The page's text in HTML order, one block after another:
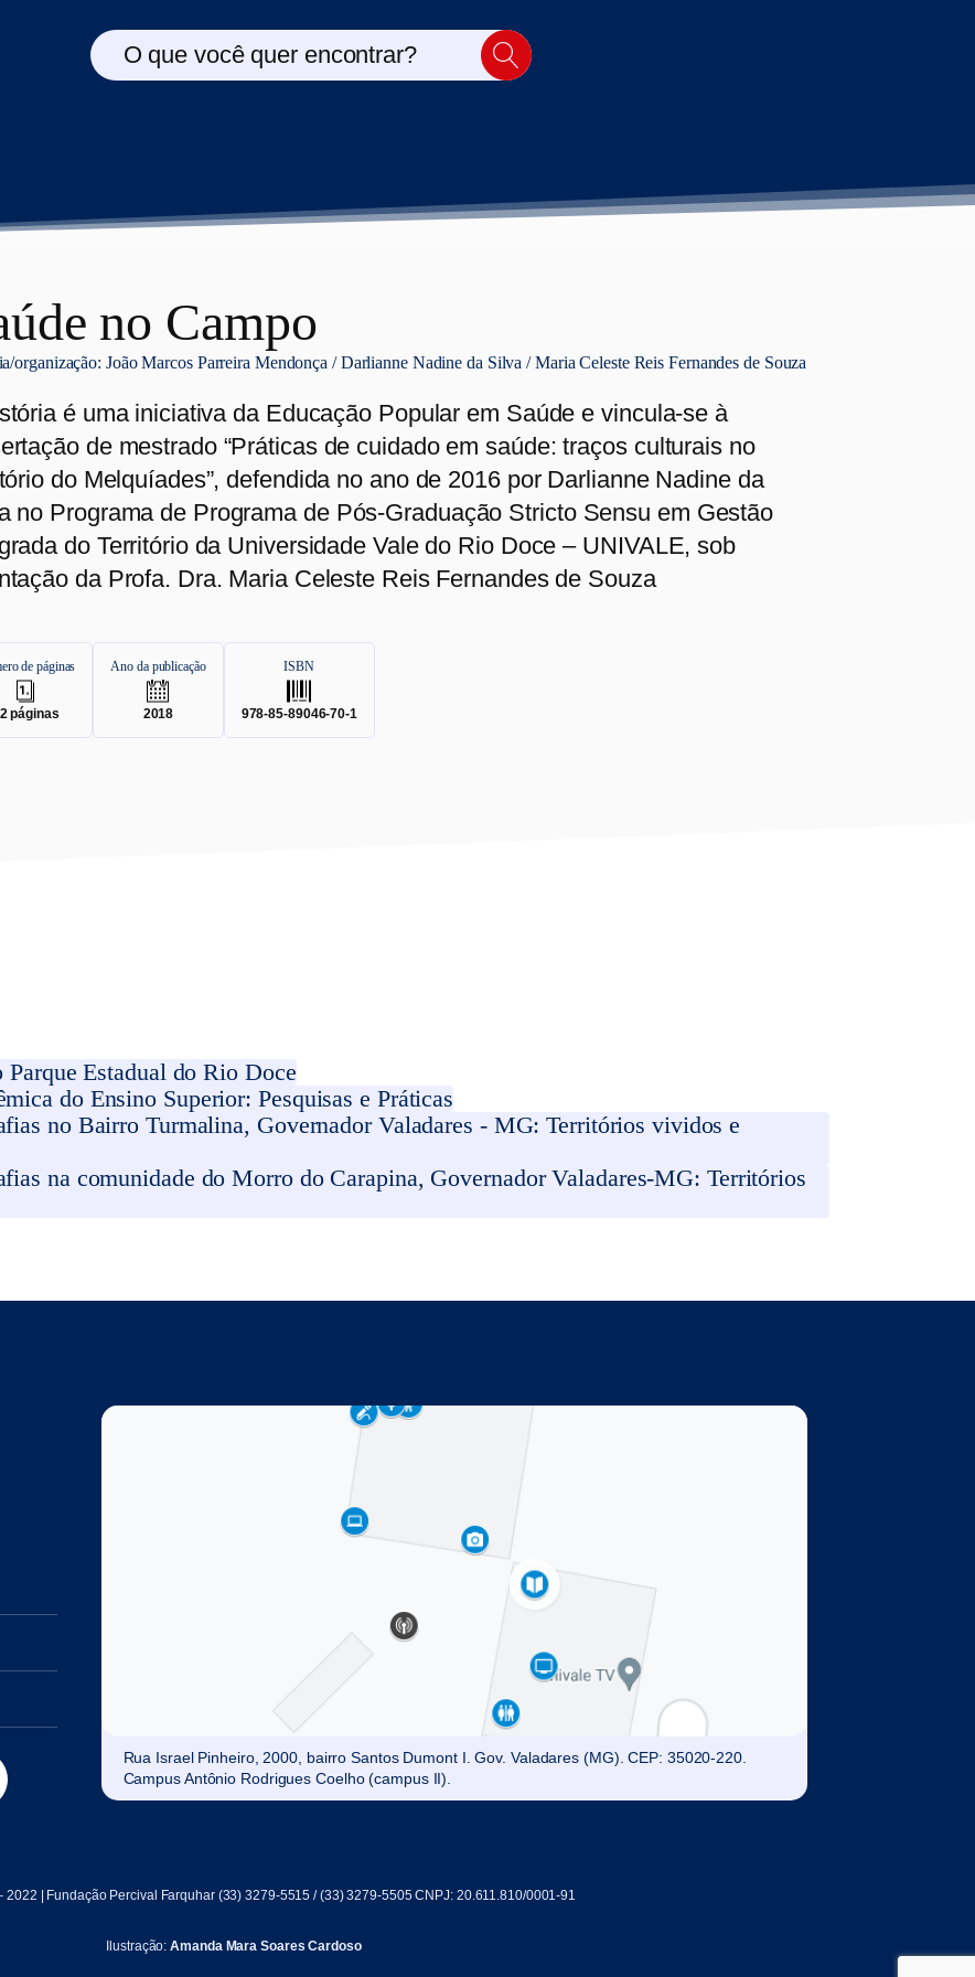
O que você quer encontrar?
no Campo
organização: João Marcos Parreira Mendonça / Darlianne Nadine da Silva / Maria Celeste Reis Fernandes de Souza
é uma iniciativa da Educação Popular em Saúde e vincula-se à
de mestrado “Práticas de cuidado em saúde: traços culturais no
do Melquíades”, defendida no ano de 2016 por Darlianne Nadine da
no Programa de Programa de Pós-Graduação Stricto Sensu em Gestão
do Território da Universidade Vale do Rio Doce – UNIVALE, sob
da Profa. Dra. Maria Celeste Reis Fernandes de Souza
de páginas
.
páginas
Ano da publicação
.
2018
ISBN
.
978-85-89046-70-1
Estadual do Rio Doce
do Ensino Superior: Pesquisas e Práticas
no Bairro Turmalina, Governador Valadares - MG: Territórios vividos e
na comunidade do Morro do Carapina, Governador Valadares-MG: Territórios
Rua Israel Pinheiro, 2000, bairro Santos Dumont I. Gov. Valadares (MG). CEP: 35020-220.
Campus Antônio Rodrigues Coelho (campus II).
| Fundação Percival Farquhar (33) 3279-5515 / (33) 3279-5505 CNPJ: 20.611.810/0001-91
Ilustração:Amanda Mara Soares Cardoso